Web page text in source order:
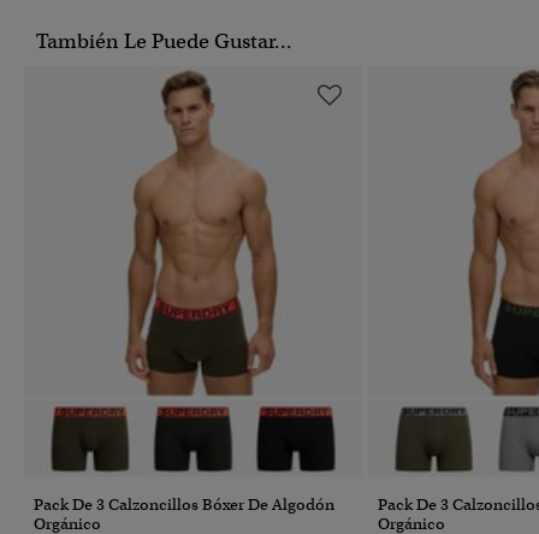
También Le Puede Gustar...
Pack De 3 Calzoncillos Bóxer De Algodón
Orgánico
Pack De 3
Orgánico